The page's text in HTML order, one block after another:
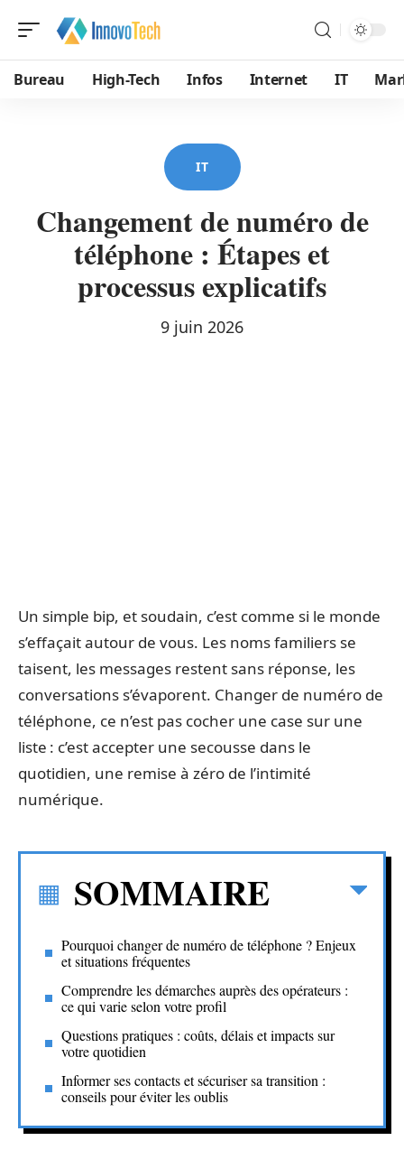
Bureau High-Tech Infos Internet IT
IT
Changement de numéro de
téléphone : Étapes et
processus explicatifs
9 juin 2026
Un simple bip, et soudain, c’est comme si le monde
s’effaçait autour de vous. Les noms familiers se
taisent, les messages restent sans réponse, les
conversations s’évaporent. Changer de numéro de
téléphone, ce n’est pas cocher une case sur une
liste : c’est accepter une secousse dans le
quotidien, une remise à zéro de l’intimité
numérique.
SOMMAIRE
Pourquoi changer de numéro de téléphone ? Enjeux
et situations fréquentes
Comprendre les démarches auprès des opérateurs :
ce qui varie selon votre profil
Questions pratiques : coûts, délais et impacts sur
votre quotidien
Informer ses contacts et sécuriser sa transition :
conseils pour éviter les oublis